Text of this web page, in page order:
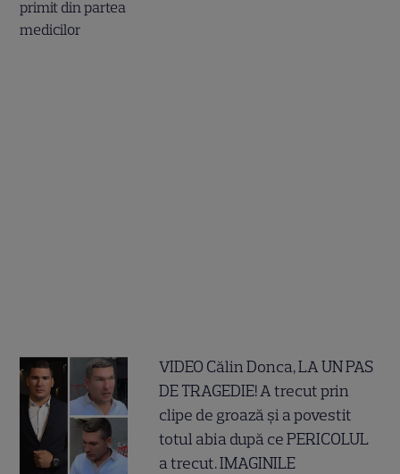
VIDEO Călin Donca, LA UN PAS
DE TRAGEDIE! A trecut prin
clipe de groază și a povestit
totul abia după ce PERICOLUL
a trecut. IMAGINILE